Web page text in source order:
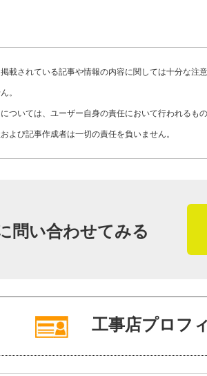
工事店番号
す。
最後に「や
りのお客さ
ージです。
さまの大切
た宮本さん
載されている記事や情報の内容に関しては十分な
。
ついては、ユーザー自身の責任において行われる
よび記事作成者は一切の責任を負いません。
問い合わせてみる
工事店プロフ